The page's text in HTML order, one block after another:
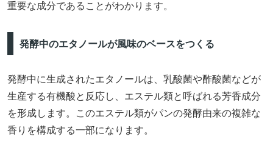
重要な成分であることがわかります。
発酵中のエタノールが風味のベースをつくる
発酵中に生成されたエタノールは、乳酸菌や酢酸菌などが
生産する有機酸と反応し、エステル類と呼ばれる芳香成分
を形成します。このエステル類がパンの発酵由来の複雑な
香りを構成する一部になります。